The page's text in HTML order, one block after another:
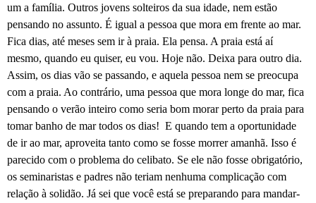
um a família. Outros jovens solteiros da sua idade, nem estão
pensando no assunto. É igual a pessoa que mora em frente ao mar.
Fica dias, até meses sem ir à praia. Ela pensa. A praia está aí
mesmo, quando eu quiser, eu vou. Hoje não. Deixa para outro dia.
Assim, os dias vão se passando, e aquela pessoa nem se preocupa
com a praia. Ao contrário, uma pessoa que mora longe do mar, fica
pensando o verão inteiro como seria bom morar perto da praia para
tomar banho de mar todos os dias! E quando tem a oportunidade
de ir ao mar, aproveita tanto como se fosse morrer amanhã. Isso é
parecido com o problema do celibato. Se ele não fosse obrigatório,
os seminaristas e padres não teriam nenhuma complicação com
relação à solidão. Já sei que você está se preparando para mandar-